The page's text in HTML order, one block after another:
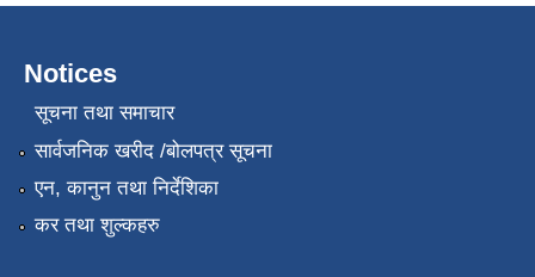
Notices
सूचना तथा समाचार
सार्वजनिक खरीद /बोलपत्र सूचना
एन, कानुन तथा निर्देशिका
कर तथा शुल्कहरु